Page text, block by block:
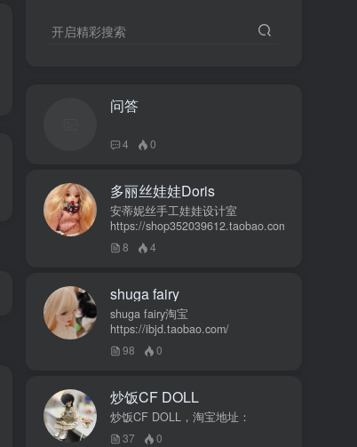
开启精彩搜索
问答
4 0
多丽丝娃娃Doris
安蒂妮丝手工娃娃设计室
https://shop352039612.taobao.com
8 4
shuga fairy
shuga fairy淘宝
https://ibjd.taobao.com/
98 0
炒饭CF DOLL
炒饭CF DOLL，淘宝地址：
37 0